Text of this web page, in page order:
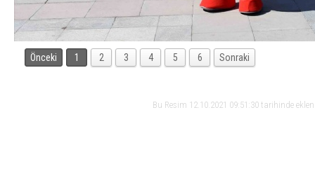
Önceki 1 2 3 4 5 6 Sonraki
Bu Resim 12.10.2021 09:51:30 tarihinde